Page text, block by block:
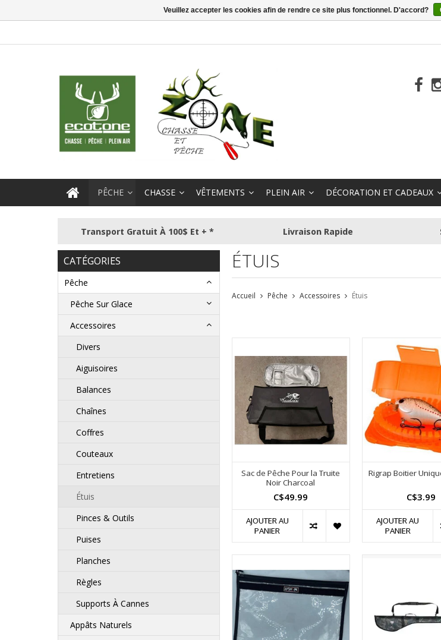
PÊCHE CHASSE VÊTEMENTS PLEIN AIR DÉCORATION ET CADEAUX
Transport Gratuit À 100$ Et + * Livraison Rapide
CATÉGORIES
Pêche
Pêche Sur Glace
Accessoires
Divers
Aiguisoires
Balances
Chaînes
Coffres
Couteaux
Entretiens
Étuis
Pinces & Outils
Puises
Planches
Règles
Supports À Cannes
Appâts Naturels
ÉTUIS
Accueil Pêche Accessoires Étuis
Sac de Pêche Pour la Truite
Noir Charcoal
C$49.99
AJOUTER AU
PANIER
Rigrap Boitier
C$3.99
AJOUTER AU
PANIER
Veuillez accepter les cookies afin de rendre ce site plus fonctionnel. D'accord?